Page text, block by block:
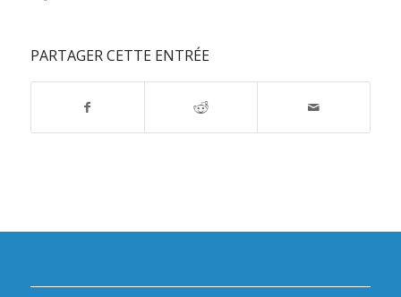
PARTAGER CETTE ENTRÉE